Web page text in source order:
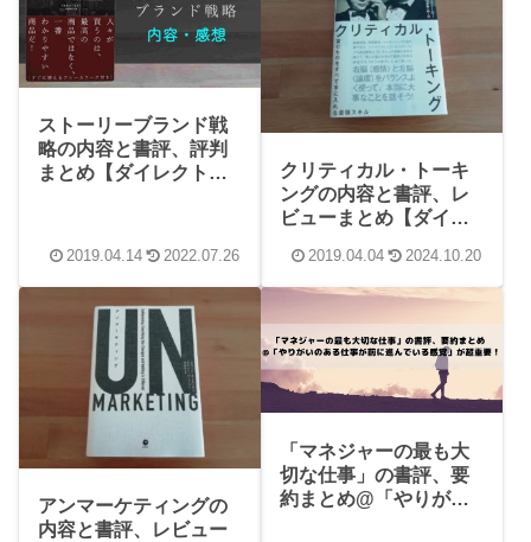
ストーリーブランド戦
略の内容と書評、評判
まとめ【ダイレクト出
2019.04.14 2022.07.26
クリティカル・トーキ
ングの内容と書評、レ
ビューまとめ【ダイレ
2019.04.04 2024.10.20
アンマーケティングの
内容と書評、レビュー
「マネジャーの最も大
切な仕事」の書評、要
約まとめ@「やりがい